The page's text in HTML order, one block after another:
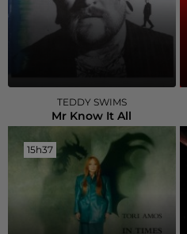
TEDDY SWIMS
Mr Know It All
15h37
15h37